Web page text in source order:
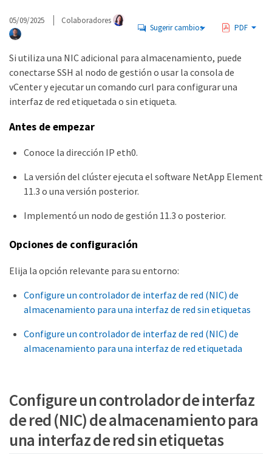
05/09/2025 Colaboradores
Sugerir cambios PDF
Si utiliza una NIC adicional para almacenamiento, puede
conectarse SSH al nodo de gestión o usar la consola de
vCenter y ejecutar un comando curl para configurar una
interfaz de red etiquetada o sin etiqueta.
Antes de empezar
Conoce la dirección IP eth0.
La versión del clúster ejecuta el software NetApp Element
11.3 o una versión posterior.
Implementó un nodo de gestión 11.3 o posterior.
Opciones de configuración
Elija la opción relevante para su entorno:
Configure un controlador de interfaz de red (NIC) de
almacenamiento para una interfaz de red sin etiquetas
Configure un controlador de interfaz de red (NIC) de
almacenamiento para una interfaz de red etiquetada
Configure un controlador de interfaz
de red (NIC) de almacenamiento para
una interfaz de red sin etiquetas